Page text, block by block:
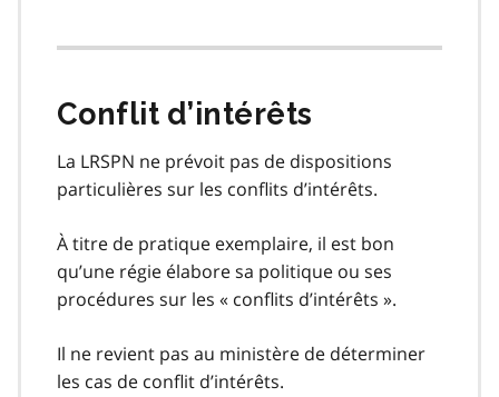
Conflit d’intérêts
La LRSPN ne prévoit pas de dispositions
particulières sur les conflits d’intérêts.
À titre de pratique exemplaire, il est bon
qu’une régie élabore sa politique ou ses
procédures sur les « conflits d’intérêts ».
Il ne revient pas au ministère de déterminer
les cas de conflit d’intérêts.